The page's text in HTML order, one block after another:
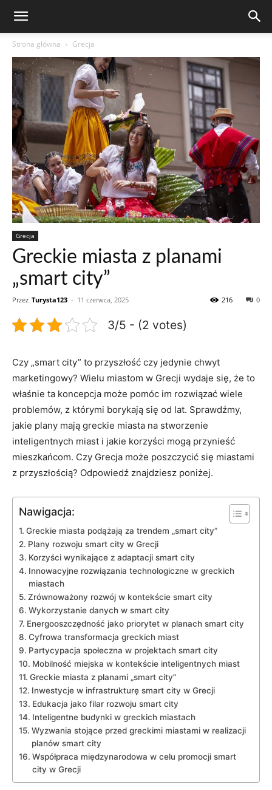
Strona główna Grecja
Grecja
Greckie miasta z planami
„smart city”
Przez Turysta123 - 11 czerwca, 2025 0
216
3/5 - (2 votes)
Czy „smart city” to przyszłość czy jedynie chwyt
marketingowy? Wielu miastom w Grecji wydaje się, że to
właśnie ta koncepcja może pomóc im rozwiązać wiele
problemów, z którymi borykają się od lat. Sprawdźmy,
jakie plany mają greckie miasta na stworzenie
inteligentnych miast i jakie korzyści mogą przynieść
mieszkańcom. Czy Grecja może poszczycić się miastami
z przyszłością? Odpowiedź znajdziesz poniżej.
Nawigacja:
Greckie miasta podążają za trendem „smart city”
Plany rozwoju smart city w Grecji
Korzyści wynikające z adaptacji smart city
Innowacyjne rozwiązania technologiczne w greckich
miastach
Zrównoważony rozwój w kontekście smart city
Wykorzystanie danych w smart city
Energooszczędność jako priorytet w planach smart city
Cyfrowa transformacja greckich miast
Partycypacja społeczna w projektach smart city
Mobilność miejska w kontekście inteligentnych miast
Greckie miasta z planami „smart city”
Inwestycje w infrastrukturę smart city w Grecji
Edukacja jako filar rozwoju smart city
Inteligentne budynki w greckich miastach
Wyzwania stojące przed greckimi miastami w realizacji
planów smart city
Współpraca międzynarodowa w celu promocji smart
city w Grecji